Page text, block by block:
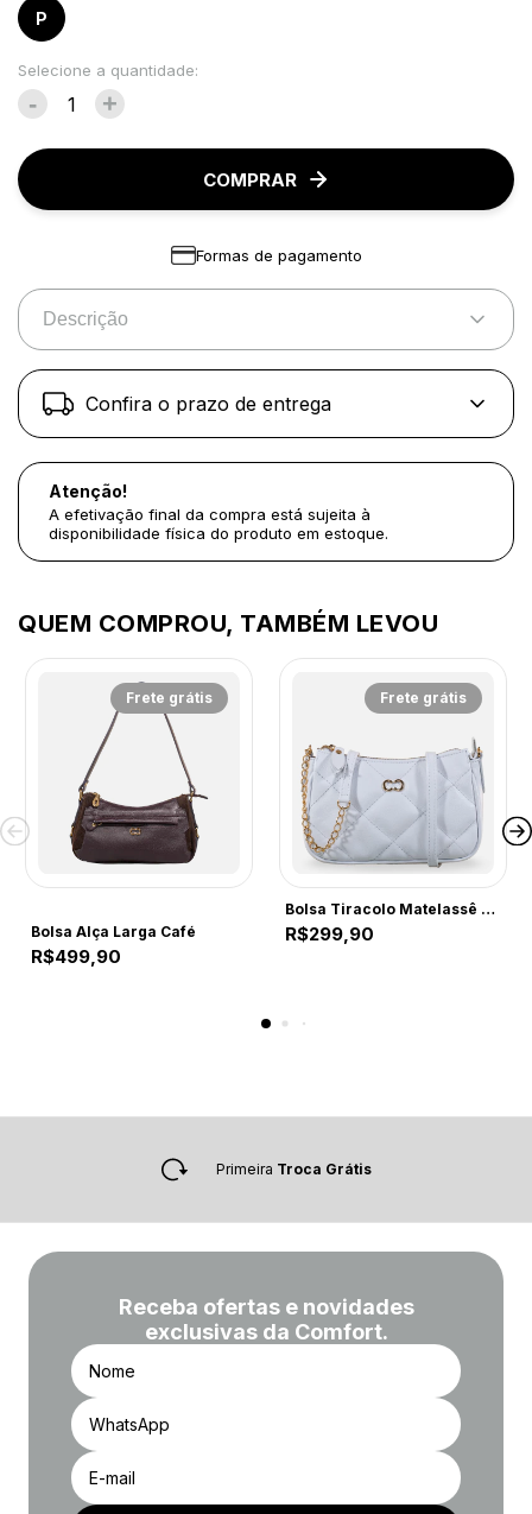
P
Selecione a quantidade:
- +
COMPRAR
Formas de pagamento
Descrição
Confira o prazo de entrega
Atenção!
A efetivação final da compra está sujeita à
disponibilidade física do produto em estoque.
QUEM COMPROU, TAMBÉM LEVOU
Frete grátis
Bolsa Alça Larga Café
R$499,90
Frete grátis
Bolsa Tiracolo Matelassê Branca
R$299,90
Primeira Troca Grátis
Receba ofertas e novidades
exclusivas da Comfort.